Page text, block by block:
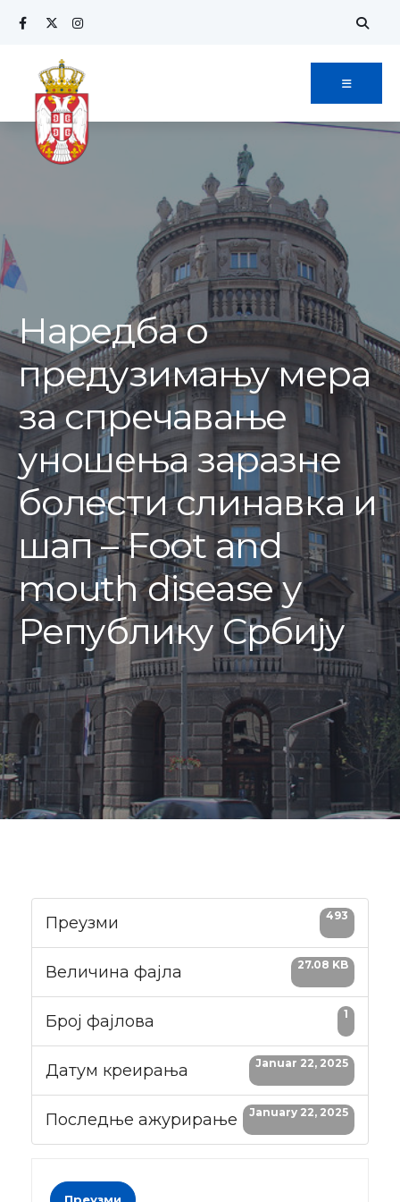
Skip
content
Наредба о
предузимању мера
за спречавање
уношења заразне
болести слинавка и
шап – Foot and
mouth disease у
Републику Србију
Преузми 493
Величина фајла 27.08 KB
Број фајлова 1
Датум креирања Januar 22, 2025
Последње ажурирање January 22, 2025
Search